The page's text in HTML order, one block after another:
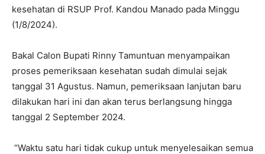
kesehatan di RSUP Prof. Kandou Manado pada Minggu
(1/8/2024).
Bakal Calon Bupati Rinny Tamuntuan menyampaikan
proses pemeriksaan kesehatan sudah dimulai sejak
tanggal 31 Agustus. Namun, pemeriksaan lanjutan baru
dilakukan hari ini dan akan terus berlangsung hingga
tanggal 2 September 2024.
“Waktu satu hari tidak cukup untuk menyelesaikan semua